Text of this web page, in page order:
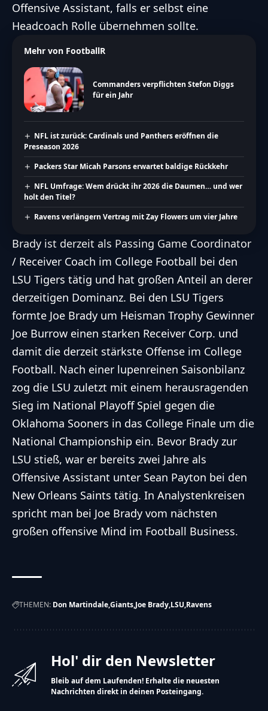
Offensive Assistant, falls er selbst eine
Headcoach Rolle übernehmen sollte.
Mehr von FootballR
Commanders verpflichten Stefon Diggs
für ein Jahr
NFL ist zurück: Cardinals und Panthers eröffnen die
Preseason 2026
Packers Star Micah Parsons erwartet baldige Rückkehr
NFL Umfrage: Wem drückt ihr 2026 die Daumen… und wer
holt den Titel?
Ravens verlängern Vertrag mit Zay Flowers um vier Jahre
Brady ist derzeit als Passing Game Coordinator
/ Receiver Coach im College Football bei den
LSU Tigers tätig und hat großen Anteil an derer
derzeitigen Dominanz. Bei den LSU Tigers
formte Joe Brady um Heisman Trophy Gewinner
Joe Burrow einen starken Receiver Corp. und
damit die derzeit stärkste Offense im College
Football. Nach einer lupenreinen Saisonbilanz
zog die LSU zuletzt mit einem herausragenden
Sieg im National Playoff Spiel gegen die
Oklahoma Sooners in das College Finale um die
National Championship ein. Bevor Brady zur
LSU stieß, war er bereits zwei Jahre als
Offensive Assistant unter Sean Payton bei den
New Orleans Saints tätig. In Analystenkreisen
spricht man bei Joe Brady vom nächsten
großen offensive Mind im Football Business.
THEMEN: Don MartindaleGiantsJoe Brady LSU Ravens
Hol' dir den Newsletter
Bleib auf dem Laufenden! Erhalte die neuesten
Nachrichten direkt in deinen Posteingang.